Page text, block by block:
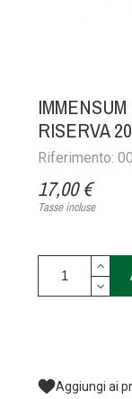
RISERVA
Riferimento:
17,00 €
Tasse incluse
Aggiungi ai